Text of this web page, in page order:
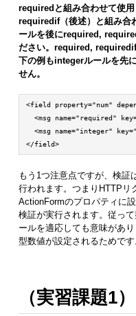
requiredと組み合わせて使
requiredif（後述）と組み合
ールを後にrequired,
ださい。required,
下の例もintegerルールを先
せん。
<field property="num"
<msg name="required"
<msg name="integer"
</field>
もう1つ注意点ですが、検証
行われます。つまりHTTPリ
ActionFormのプロパティに
検証が実行されます。従っ
ールを適応しても意味があ
型数値が設定されるためです
（実習課題1）